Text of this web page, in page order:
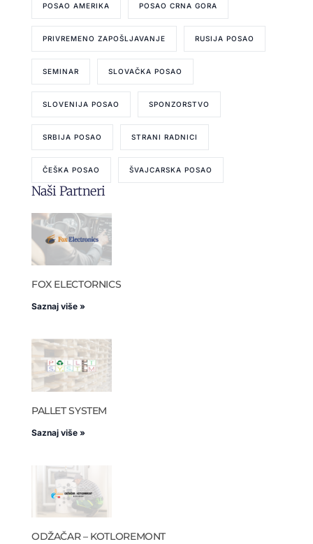
POSAO AMERIKA POSAO CRNA GORA
PRIVREMENO ZAPOŠLJAVANJE RUSIJA POSAO
SEMINAR SLOVAČKA POSAO
SLOVENIJA POSAO SPONZORSTVO
SRBIJA POSAO STRANI RADNICI
ČEŠKA POSAO ŠVAJCARSKA POSAO
Naši Partneri
FOX ELECTORNICS
Saznaj više »
PALLET SYSTEM
Saznaj više »
ODŽAČAR – KOTLOREMONT